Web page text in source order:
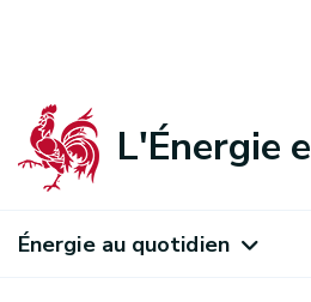
L'Énergie
Énergie au quotidien